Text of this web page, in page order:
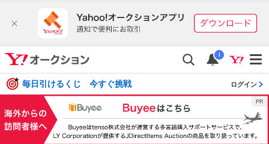
i
毎日引けるくじ 今すぐ挑戦 ログイン